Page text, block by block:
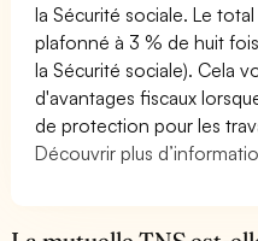
la Sécurité sociale. Le
plafonné à 3 % de huit
la Sécurité sociale). Cela
d'avantages fiscaux
de protection pour les
Découvrir plus